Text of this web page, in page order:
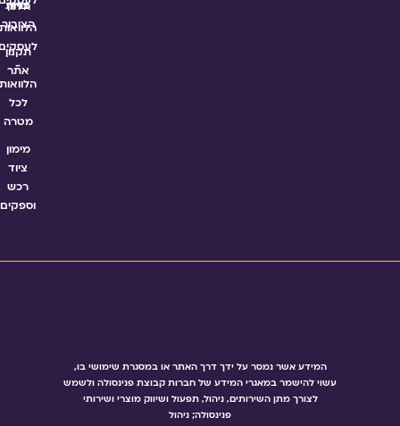
פניות
הציבור
תקנון
אתר
הלוואות
-
הלוואות
לכל
מטרה
מימון
ציוד
רכש
וספקים
היתר
ברק
המידע אשר נמסר על ידך דרך האתר או במסגרת שימושי בו,
עשוי להישמר במאגרי המידע של חברות קבוצת פנינסולה ולשמש
לצורך מתן השירותים, ניהול, תפעול ושיווק מוצרי ושירותי
פנינסולה; ניהול